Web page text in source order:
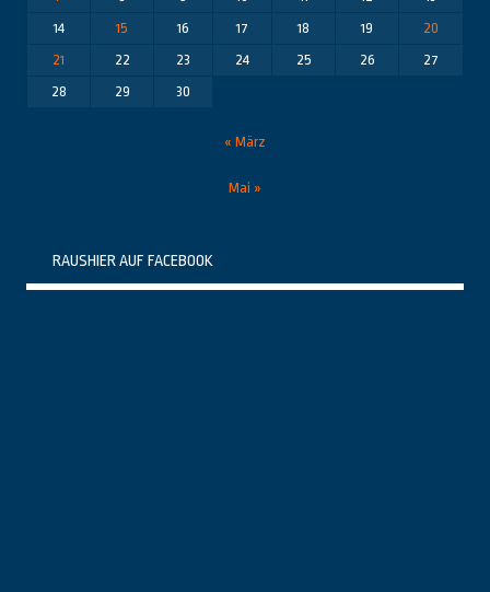
14
15 16 17 18 19
20
21
22 23 24 25 26
27
28
29 30
« März
Mai »
RAUSHIER AUF FACEBOOK